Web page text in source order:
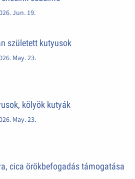
Jun. 19.
született kutyusok
May. 23.
kölyök kutyák
May. 23.
cica örökbefogadás támogatása